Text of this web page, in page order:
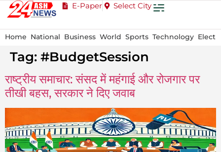
E-Paper Select City
Home National Business World Sports Technology
Tag: #BudgetSession
राष्ट्रीय समाचार: संसद में महंगाई और रोजगार पर
तीखी बहस, सरकार ने दिए जवाब